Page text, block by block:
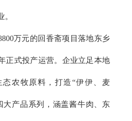
万元的回香斋项目落地东乡
正式投产运营。企业立足本地
态农牧原料，打造“伊伊、麦
大产品系列，涵盖酱牛肉、东